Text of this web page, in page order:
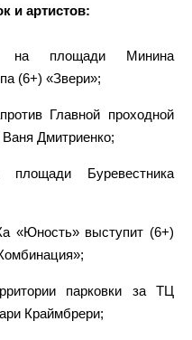
и артистов:
площади Минина
(6+) «Звери»;
Главной проходной
Дмитриенко;
Буревестника
«Юность» выступит (6+)
парковки за ТЦ
Краймбрери;